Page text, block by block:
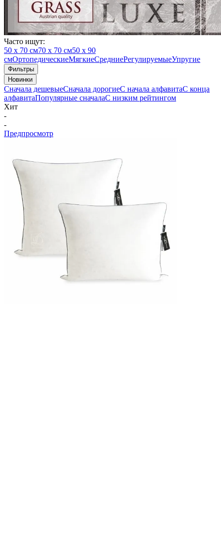
Часто ищут:
50 х 70 см70 х 70 см50 х 90
смОртопедическиеМягкиеСредниеРегулируемыеУпругие
Фильтры
Новинки
Сначала дешевыеСначала дорогиеС начала алфавитаС конца
алфавитаПопулярные сначалаС низким рейтингом
Хит
-
-
Предпросмотр